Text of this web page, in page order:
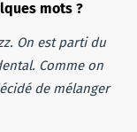
mots ?
On est parti du
Comme on
de mélanger